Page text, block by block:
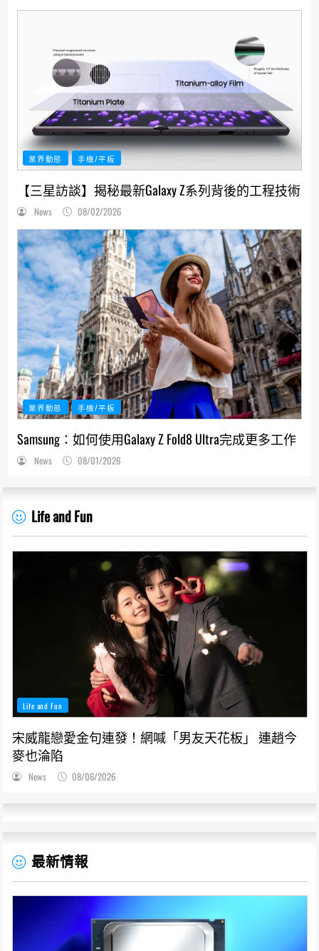
業界動態 手機/平板
【三星訪談】揭秘最新Galaxy Z系列背後的工程技術
News 08/02/2026
業界動態 手機/平板
Samsung：如何使用Galaxy Z Fold8 Ultra完成更多工作
News 08/01/2026
Life and Fun
Life and Fun
宋威龍戀愛金句連發！網喊「男友天花板」 連趙今
麥也淪陷
News 08/06/2026
最新情報